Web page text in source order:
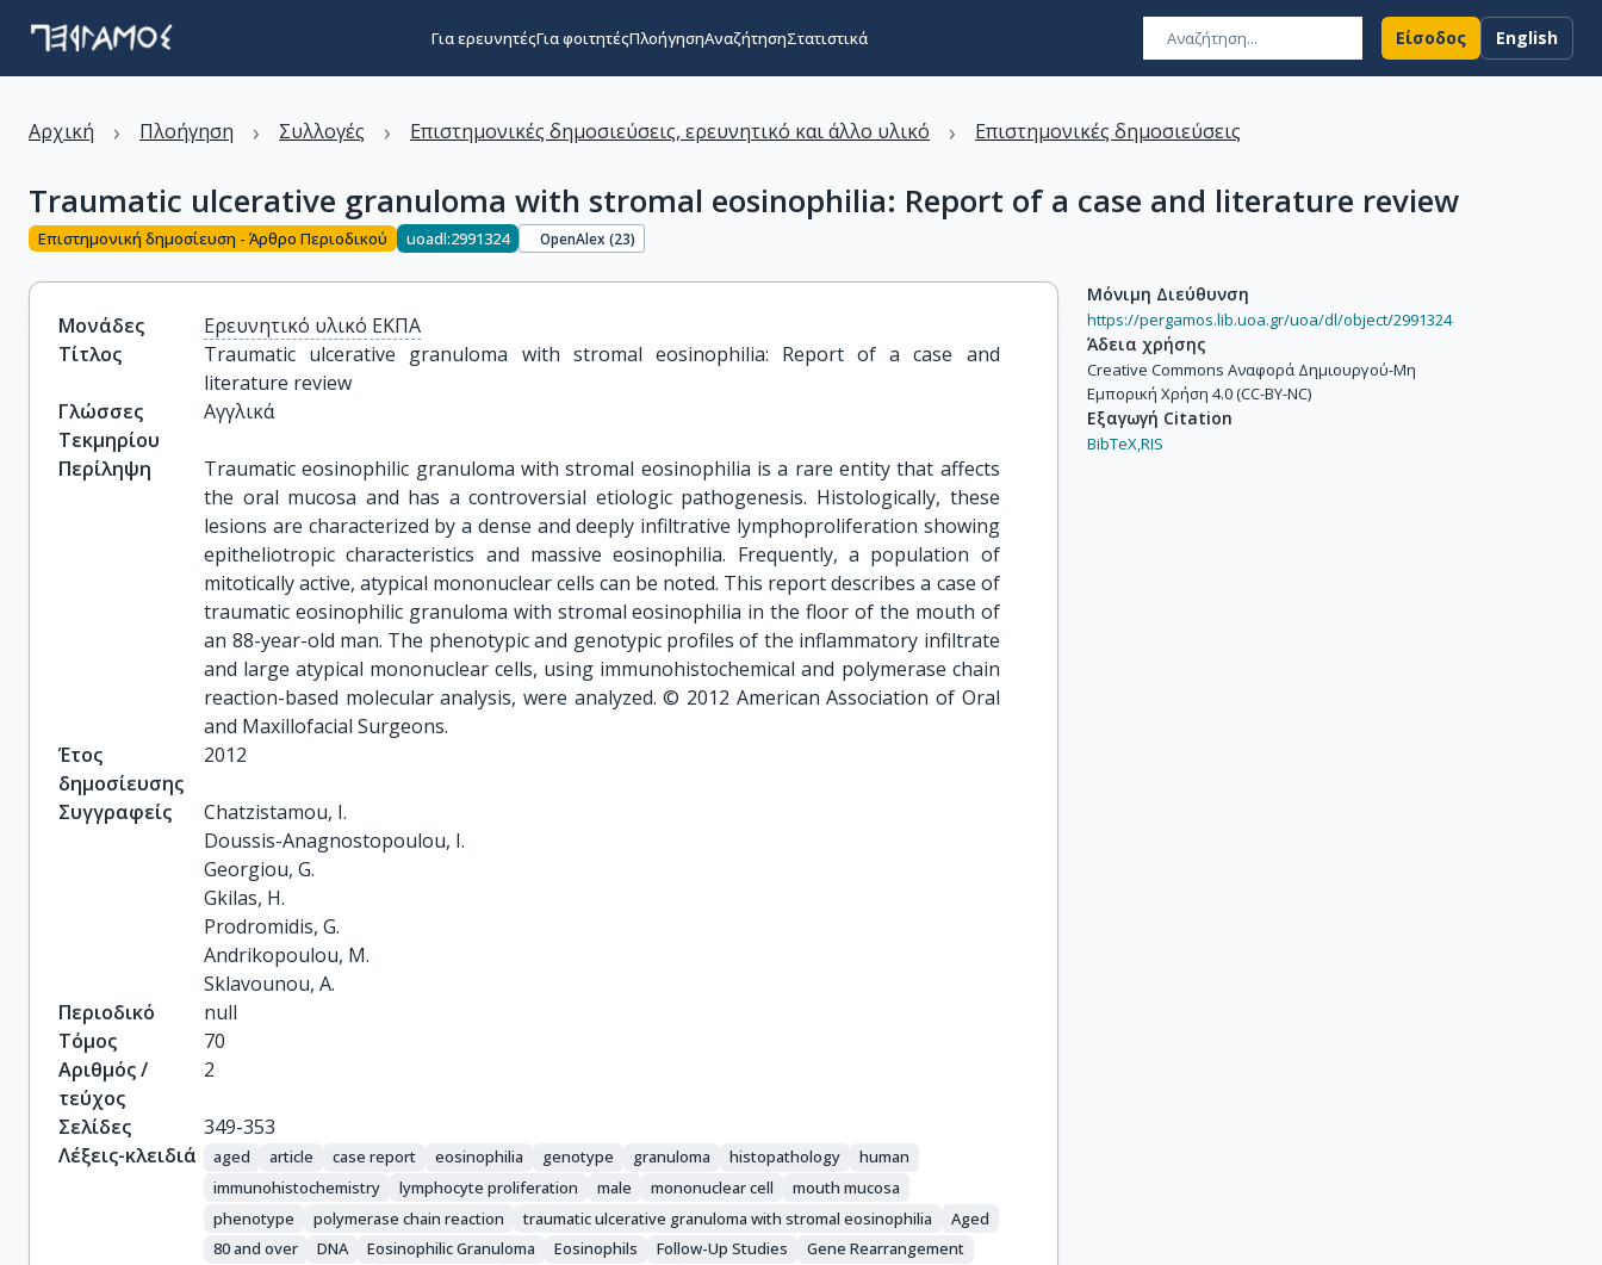
Για ερευνητέςΓια φοιτητέςΠλοήγησηΑναζήτησηΣτατιστικά Είσοδος English
Αρχική › Πλοήγηση › Συλλογές › Επιστημονικές δημοσιεύσεις, ερευνητικό και άλλο υλικό › Επιστημονικές δημοσιεύσεις
Traumatic ulcerative granuloma with stromal eosinophilia: Report of a case and literature review
Επιστημονική δημοσίευση - Άρθρο Περιοδικού uoadl:2991324 OpenAlex (23)
Μονάδες
Ερευνητικό υλικό ΕΚΠΑ
Τίτλος
Traumatic ulcerative granuloma with stromal eosinophilia: Report of a case and
literature review
Γλώσσες
Τεκμηρίου
Αγγλικά
Περίληψη
Traumatic eosinophilic granuloma with stromal eosinophilia is a rare entity that affects
the oral mucosa and has a controversial etiologic pathogenesis. Histologically, these
lesions are characterized by a dense and deeply infiltrative lymphoproliferation showing
epitheliotropic characteristics and massive eosinophilia. Frequently, a population of
mitotically active, atypical mononuclear cells can be noted. This report describes a case of
traumatic eosinophilic granuloma with stromal eosinophilia in the floor of the mouth of
an 88-year-old man. The phenotypic and genotypic profiles of the inflammatory infiltrate
and large atypical mononuclear cells, using immunohistochemical and polymerase chain
reaction-based molecular analysis, were analyzed. © 2012 American Association of Oral
and Maxillofacial Surgeons.
Έτος
δημοσίευσης
2012
Συγγραφείς
Chatzistamou, I.
Doussis-Anagnostopoulou, I.
Georgiou, G.
Gkilas, H.
Prodromidis, G.
Andrikopoulou, M.
Sklavounou, A.
Περιοδικό
null
Τόμος
70
Αριθμός /
τεύχος
2
Σελίδες
349-353
Λέξεις-κλειδιά
aged article case report eosinophilia genotype granuloma histopathology
human
immunohistochemistry
lymphocyte proliferation male mononuclear cell
mouth mucosa
phenotype
polymerase chain reaction traumatic ulcerative granuloma with stromal eosinophilia
Aged
80 and over
DNA Eosinophilic Granuloma Eosinophils Follow-Up Studies
Gene Rearrangement
Μόνιμη Διεύθυνση
https://pergamos.lib.uoa.gr/uoa/dl/object/2991324
Άδεια χρήσης
Creative Commons Αναφορά Δημιουργού-Μη
Εμπορική Χρήση 4.0 (CC-BY-NC)
Εξαγωγή Citation
BibTeX,RIS